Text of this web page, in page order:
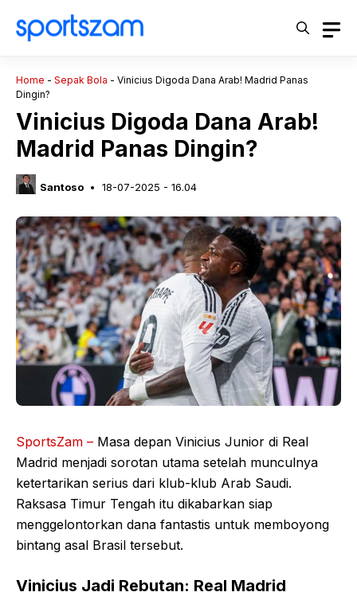
Home - Sepak Bola - Vinicius Digoda Dana Arab! Madrid Panas
Dingin?
Vinicius Digoda Dana Arab!
Madrid Panas Dingin?
Santoso 18-07-2025 - 16.04
SportsZam – Masa depan Vinicius Junior di Real
Madrid menjadi sorotan utama setelah munculnya
ketertarikan serius dari klub-klub Arab Saudi.
Raksasa Timur Tengah itu dikabarkan siap
menggelontorkan dana fantastis untuk memboyong
bintang asal Brasil tersebut.
Vinicius Jadi Rebutan: Real Madrid